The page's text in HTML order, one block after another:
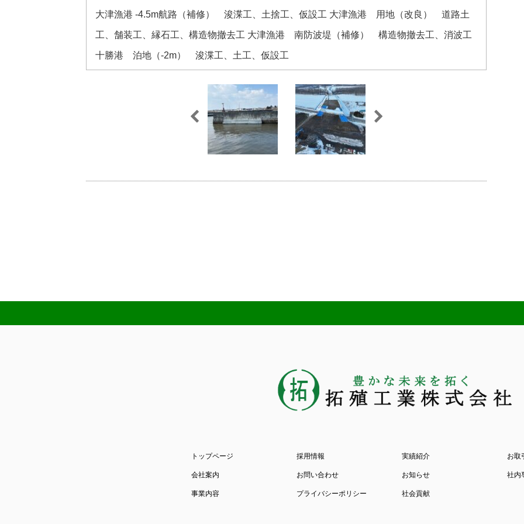
大津漁港 -4.5m航路（補修） 浚渫工、土捨工、仮設工 大津漁港 用地（改良） 道路土
工、舗装工、縁石工、構造物撤去工 大津漁港 南防波堤（補修） 構造物撤去工、消波工
十勝港 泊地（-2m） 浚渫工、土工、仮設工
トップページ
会社案内
事業内容
採用情報
お問い合わせ
プライバシーポリシー
実績紹介
お知らせ
社会貢献
お取
社内